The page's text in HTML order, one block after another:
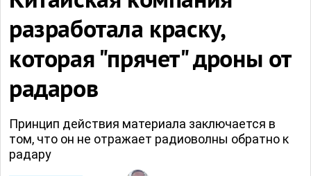
разработала краску,
которая "прячет" дроны от
радаров
Принцип действия материала заключается в
том, что он не отражает радиоволны обратно к
радару